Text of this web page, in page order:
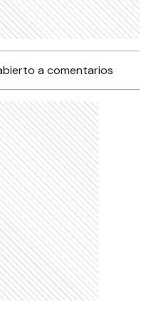
a comentarios